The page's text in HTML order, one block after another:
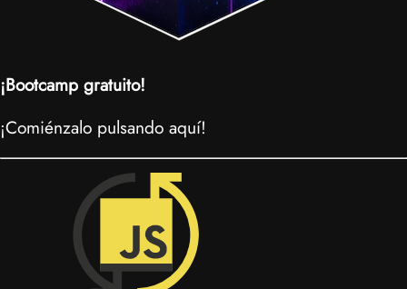
¡Bootcamp gratuito!
¡Comiénzalo pulsando aquí!